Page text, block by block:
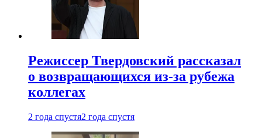
Режиссер Твердовский рассказал
о возвращающихся из-за рубежа
коллегах
2 года спустя2 года спустя